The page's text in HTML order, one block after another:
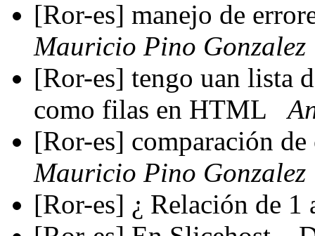
[Ror-es] manejo de
Mauricio Pino Gonzalez
[Ror-es] tengo uan lista
como filas en HTML
[Ror-es] comparación
Mauricio Pino Gonzalez
[Ror-es] ¿ Relación de 1